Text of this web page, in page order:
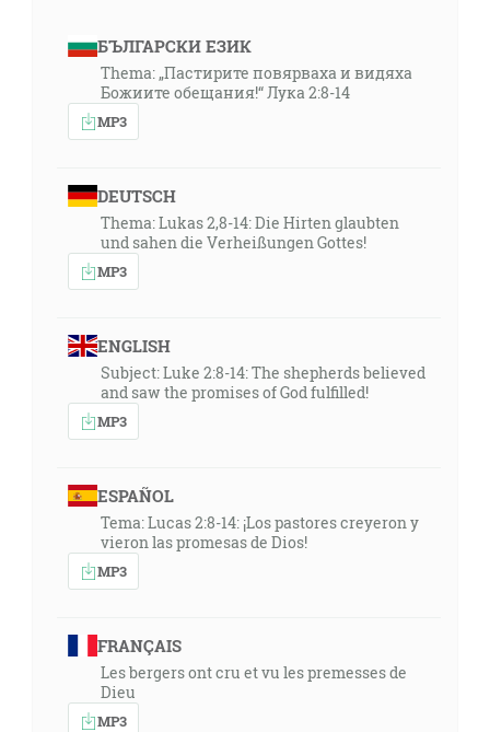
БЪЛГАРСКИ ЕЗИК
Thema: „Пастирите повярваха и видяха
Божиите обещания!“ Лука 2:8-14
MP3
DEUTSCH
Thema: Lukas 2,8-14: Die Hirten glaubten
und sahen die Verheißungen Gottes!
MP3
ENGLISH
Subject: Luke 2:8-14: The shepherds believed
and saw the promises of God fulfilled!
MP3
ESPAÑOL
Tema: Lucas 2:8-14: ¡Los pastores creyeron y
vieron las promesas de Dios!
MP3
FRANÇAIS
Les bergers ont cru et vu les premesses de
Dieu
MP3